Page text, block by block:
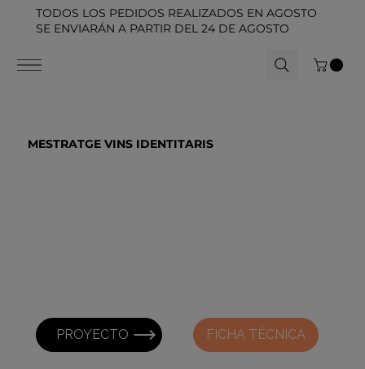
TODOS LOS PEDIDOS REALIZADOS EN AGOSTO
SE ENVIARÁN A PARTIR DEL 24 DE AGOSTO
MESTRATGE VINS IDENTITARIS
PROYECTO FICHA TÉCNICA